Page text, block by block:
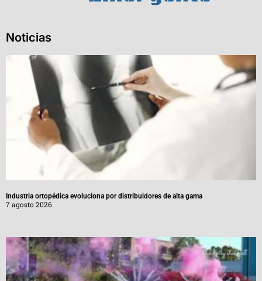
Noticias
Industria ortopédica evoluciona por distribuidores de alta gama
7 agosto 2026